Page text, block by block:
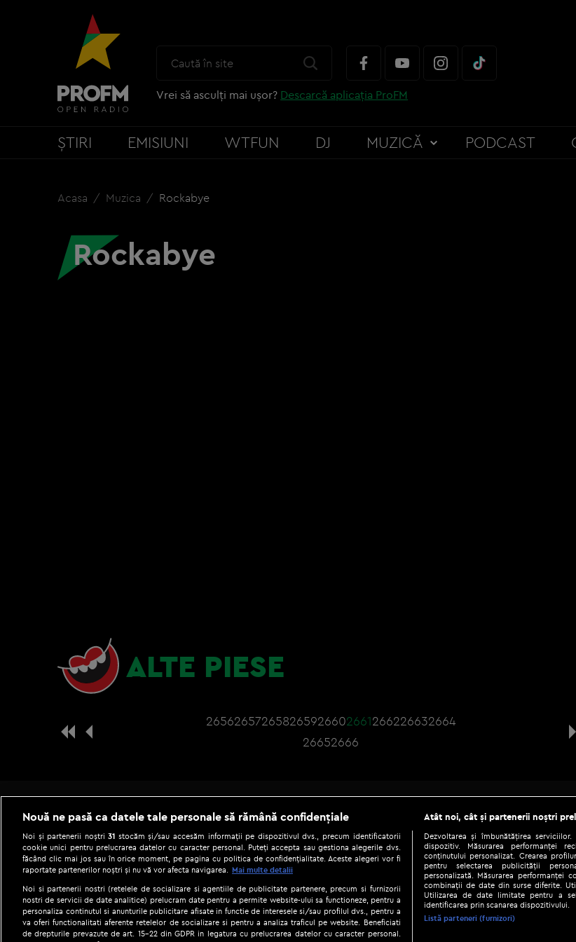
Vrei să asculți mai ușor? Descarcă aplicația ProFM
ȘTIRI EMISIUNI WTFUN DJ MUZICĂ PODCAST
Acasa Muzica Rockabye
Rockabye
ALTE PIESE
265626572658265926602661266226632664
26652666
Be social
Copyright © 2026 / DIGI ROMANIA S.A.
Gestionați preferințele|Termeni și condiții|Politica de confidențialitate|
Nouă ne pasă ca datele tale personale să rămână confidențiale
Noi și partenerii noștri31 stocăm și/sau accesăm informații pe dispozitivul dvs., precum identificatorii
cookie unici pentru prelucrarea datelor cu caracter personal. Puteți accepta sau gestiona alegerile dvs.
făcând clic mai jos sau în orice moment, pe pagina cu politica de confidențialitate. Aceste alegeri vor fi
raportate partenerilor noștri și nu vă vor afecta navigarea.
Mai multe detalii
Noi si partenerii nostri (retelele de socializare si agentiile de publicitate partenere, precum si furnizorii
nostri de servicii de date analitice) prelucram date pentru a permite website-ului sa functioneze, pentru a
personaliza continutul si anunturile publicitare afisate in functie de interesele si/sau profilul dvs., pentru a
va oferi functionalitati aferente retelelor de socializare si pentru a analiza traficul pe website. Beneficiati
de drepturile prevazute de art. 15-22 din GDPR in legatura cu prelucrarea datelor cu caracter personal.
Atât noi, cât și partenerii noștri
Dezvoltarea și îmbunătățirea
dispozitiv. Măsurarea performanței
conținutului personalizat. Crearea
pentru selectarea publicității
personalizată. Măsurarea performanței
combinații de date din surse diferite.
Utilizarea de date limitate pentru a
identificarea prin scanarea dispozitivului.
Listă parteneri (furnizori)